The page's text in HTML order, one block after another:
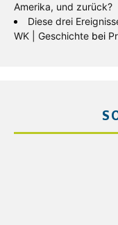
Amerika, und zurück?
Diese drei
WK | Geschichte bei